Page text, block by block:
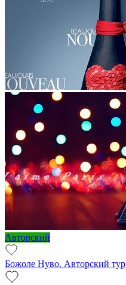
Авторский
Божоле Нуво. Авторский тур